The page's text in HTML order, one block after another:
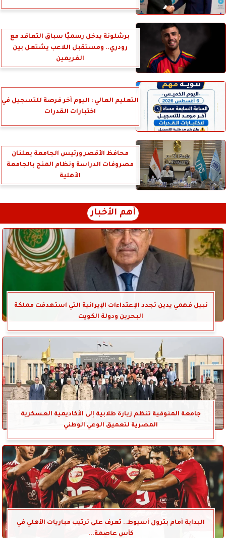
برشلونة يدخل رسميًا سباق التعاقد مع
رودري.. ومستقبل اللاعب يشتعل بين
الغريمين
التعليم العالي : اليوم آخر فرصة للتسجيل في
اختبارات القدرات
محافظ الأقصر ورئيس الجامعة يعلنان
مصروفات الدراسة ونظام المنح بالجامعة
الأهلية
أهم الأخبار
نبيل فهمي يدين تجدد الإعتداءات الإيرانية التي استهدفت مملكة
البحرين ودولة الكويت
جامعة المنوفية تنظم زيارة طلابية إلى الأكاديمية العسكرية
المصرية لتعميق الوعي الوطني
البداية أمام بترول أسيوط.. تعرف على ترتيب مباريات الأهلي في
كأس عاصمة...